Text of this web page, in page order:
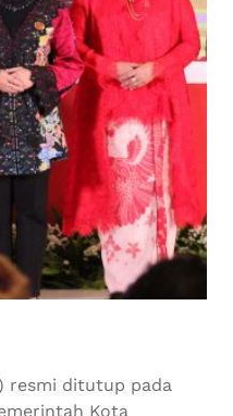
resmi ditutup pada
Kota